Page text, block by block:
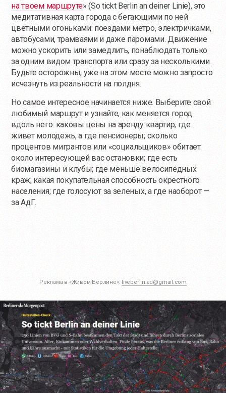
на твоем маршруте» (So tickt Berlin an deiner Linie), это
медитативная карта города с бегающими по ней
цветными огоньками: поездами метро, электричками,
автобусами, трамваями и даже паромами. Движение
можно ускорить или замедлить, понаблюдать только
за одним видом транспорта или сразу за несколькими.
Будьте осторожны, уже на этом месте можно запросто
исчезнуть из реальности на полдня.
Но самое интересное начинается ниже. Выберите свой
любимый маршрут и узнайте, как меняется город
вдоль него: каковы цены на аренду квартир; где
живет молодежь, а где пенсионеры; сколько
процентов мигрантов или «социальщиков» обитает
около интересующей вас остановки; где есть
биомагазины и клубы; где меньше велосипедных
краж; какая покупательная способность окрестного
населения; где голосуют за зеленых, а где наоборот —
за АдГ.
Реклама в «Живом Берлине»: liveberlin.ad@gmail.com